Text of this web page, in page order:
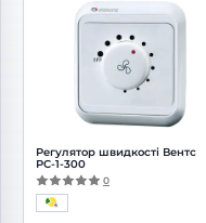
Артикул: 0000228290
100 мм
Регулятор швидкості Вентс
РС-1-300
0